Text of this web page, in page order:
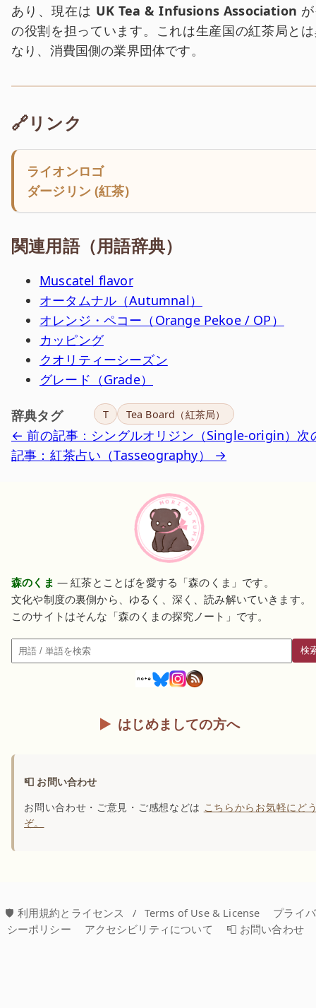
あり、現在は UK Tea & Infusions Association
の役割を担っています。これは生産国の紅茶局と
なり、消費国側の業界団体です。
🔗リンク
ライオンロゴ
ダージリン (紅茶)
関連用語（用語辞典）
Muscatel flavor
オータムナル（Autumnal）
オレンジ・ペコー（Orange Pekoe / OP）
カッピング
クオリティーシーズン
グレード（Grade）
辞典タグ T Tea Board（紅茶局）
← 前の記事：シングルオリジン（Single-origin） 次
記事：紅茶占い（Tasseography） →
森のくま — 紅茶とことばを愛する「森のくま」です。
文化や制度の裏側から、ゆるく、深く、読み解いていきます。
このサイトはそんな「森のくまの探究ノート」です。
検索
検
はじめましての方へ
📮 お問い合わせ
お問い合わせ・ご意見・ご感想などは こちらからお気軽にど
ぞ。
🛡️ 利用規約とライセンス / Terms of Use & License
プライバ
シーポリシー
アクセシビリティについて 📮 お問い合わせ